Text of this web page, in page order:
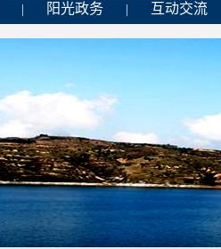
阳光政务 互动交流